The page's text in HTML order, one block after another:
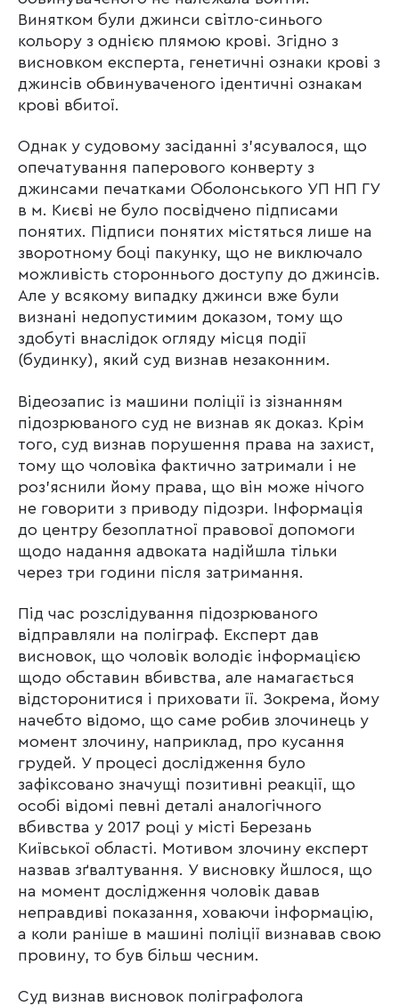
Винятком були джинси світло-синього
кольору з однією плямою крові. Згідно з
висновком експерта, генетичні ознаки крові з
джинсів обвинуваченого ідентичні ознакам
крові вбитої.
Однак у судовому засіданні з’ясувалося, що
опечатування паперового конверту з
джинсами печатками Оболонського УП НП ГУ
в м. Києві не було посвідчено підписами
понятих. Підписи понятих містяться лише на
зворотному боці пакунку, що не виключало
можливість стороннього доступу до джинсів.
Але у всякому випадку джинси вже були
визнані недопустимим доказом, тому що
здобуті внаслідок огляду місця події
(будинку), який суд визнав незаконним.
Відеозапис із машини поліції із зізнанням
підозрюваного суд не визнав як доказ. Крім
того, суд визнав порушення права на захист,
тому що чоловіка фактично затримали і не
роз’яснили йому права, що він може нічого
не говорити з приводу підозри. Інформація
до центру безоплатної правової допомоги
щодо надання адвоката надійшла тільки
через три години після затримання.
Під час розслідування підозрюваного
відправляли на поліграф. Експерт дав
висновок, що чоловік володіє інформацією
щодо обставин вбивства, але намагається
відсторонитися і приховати її. Зокрема, йому
начебто відомо, що саме робив злочинець у
момент злочину, наприклад, про кусання
грудей. У процесі дослідження було
зафіксовано значущі позитивні реакції, що
особі відомі певні деталі аналогічного
вбивства у 2017 році у місті Березань
Київської області. Мотивом злочину експерт
назвав зґвалтування. У висновку йшлося, що
на момент дослідження чоловік давав
неправдиві показання, ховаючи інформацію,
а коли раніше в машині поліції визнавав свою
провину, то був більш чесним.
Суд визнав висновок поліграфолога